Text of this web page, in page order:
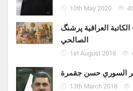
10th May 2020
العراقية پرشنگ
الصالحي
1st August 2018
السوري حسن جقمرة
13th March 2018